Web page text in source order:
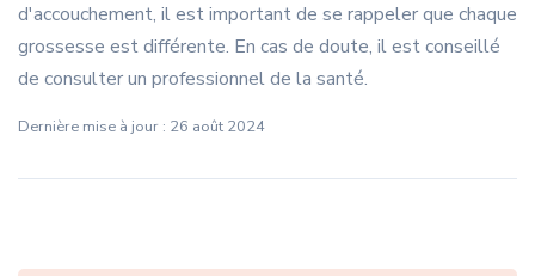
d'accouchement, il est important de se rappeler que chaque
grossesse est différente. En cas de doute, il est conseillé
de consulter un professionnel de la santé.
Dernière mise à jour : 26 août 2024